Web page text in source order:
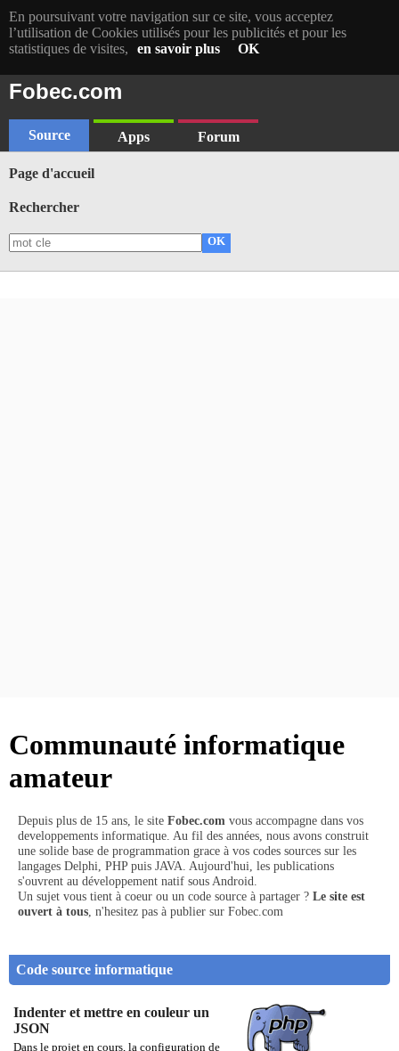
En poursuivant votre navigation sur ce site, vous acceptez
l’utilisation de Cookies utilisés pour les publicités et pour les
statistiques de visites,
en savoir plus OK
Fobec.com
Source Apps Forum
Page d'accueil
Rechercher
OK
Communauté informatique
amateur
Depuis plus de 15 ans, le site Fobec.com vous accompagne dans vos
developpements informatique. Au fil des années, nous avons construit
une solide base de programmation grace à vos codes sources sur les
langages Delphi, PHP puis JAVA. Aujourd'hui, les publications
s'ouvrent au développement natif sous Android.
Un sujet vous tient à coeur ou un code source à partager ? Le site est
ouvert à tous, n'hesitez pas à publier sur Fobec.com
Code source informatique
Indenter et mettre en couleur un
JSON
Dans le projet en cours, la configuration de